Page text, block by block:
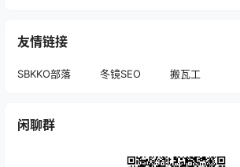
友情链接
SBKKO部落 冬镜SEO 搬瓦工
闲聊群